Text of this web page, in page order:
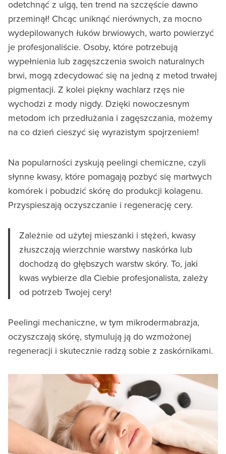
odetchnąć z ulgą, ten trend na szczęście dawno
przeminął! Chcąc uniknąć nierównych, za mocno
wydepilowanych łuków brwiowych, warto powierzyć
je profesjonaliście. Osoby, które potrzebują
wypełnienia lub zagęszczenia swoich naturalnych
brwi, mogą zdecydować się na jedną z metod trwałej
pigmentacji. Z kolei piękny wachlarz rzęs nie
wychodzi z mody nigdy. Dzięki nowoczesnym
metodom ich przedłużania i zagęszczania, możemy
na co dzień cieszyć się wyrazistym spojrzeniem!
Na popularności zyskują peelingi chemiczne, czyli
słynne kwasy, które pomagają pozbyć się martwych
komórek i pobudzić skórę do produkcji kolagenu.
Przyspieszają oczyszczanie i regenerację cery.
Zależnie od użytej mieszanki i stężeń, kwasy
złuszczają wierzchnie warstwy naskórka lub
dochodzą do głębszych warstw skóry. To, jaki
kwas wybierze dla Ciebie profesjonalista, zależy
od potrzeb Twojej cery!
Peelingi mechaniczne, w tym mikrodermabrazja,
oczyszczają skórę, stymulują ją do wzmożonej
regeneracji i skutecznie radzą sobie z zaskórnikami.